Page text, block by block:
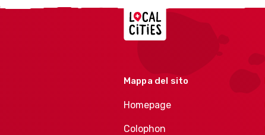
Localcities
Mappa del sito
Homepage
Colophon